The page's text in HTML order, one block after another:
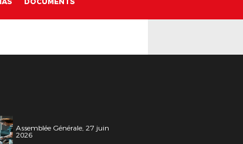
Assemblée Générale, 27 juin
2026